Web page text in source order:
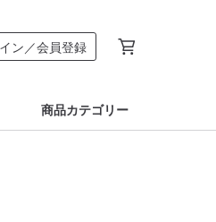
ン／会員登録
商品カテゴリー